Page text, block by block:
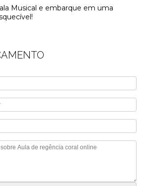
Musical e embarque em uma